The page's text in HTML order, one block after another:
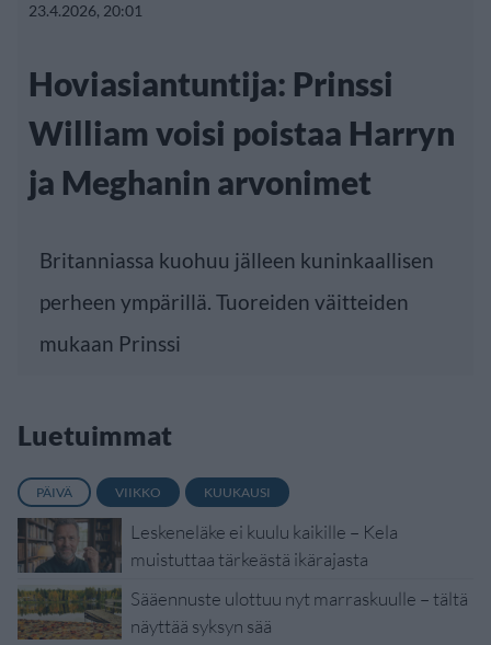
23.4.2026, 20:01
Hoviasiantuntija: Prinssi
William voisi poistaa Harryn
ja Meghanin arvonimet
Britanniassa kuohuu jälleen kuninkaallisen
perheen ympärillä. Tuoreiden väitteiden
mukaan Prinssi
Luetuimmat
PÄIVÄ VIIKKO KUUKAUSI
Leskeneläke ei kuulu kaikille – Kela
muistuttaa tärkeästä ikärajasta
Sääennuste ulottuu nyt marraskuulle – tältä
näyttää syksyn sää